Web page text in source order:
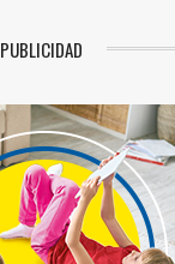
PUBLICIDAD